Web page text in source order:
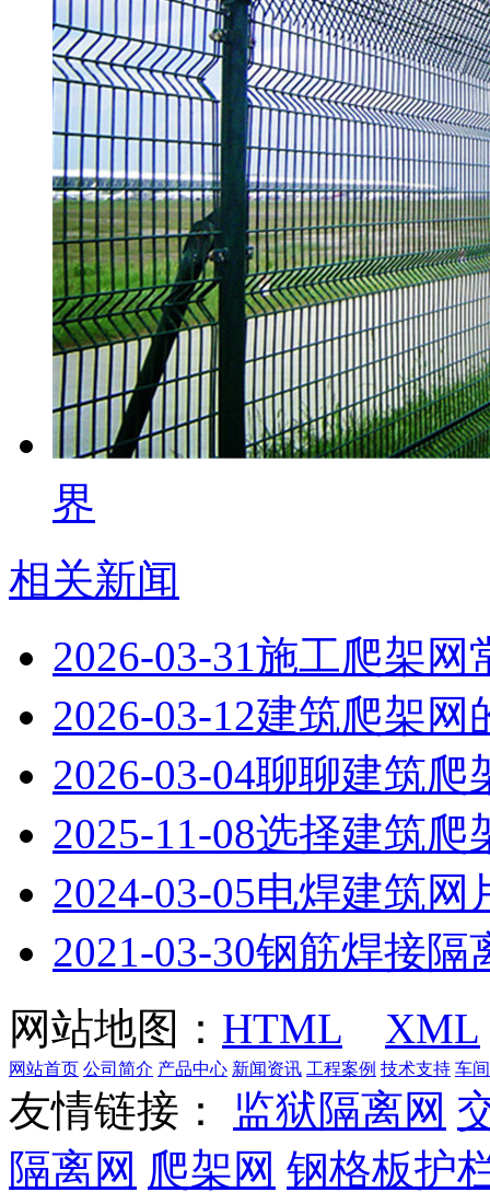
界
相关新闻
2026-03-31施工爬架网
2026-03-12建筑爬架网
2026-03-04聊聊建筑爬
2025-11-08选择建筑爬
2024-03-05电焊建筑网
2021-03-30钢筋焊接隔
网站地图： HTML XML
网站首页 公司简介 产品中心 新闻资讯 工程案例 技术支持 车
友情链接： 监狱隔离网
隔离网 爬架网 钢格板护